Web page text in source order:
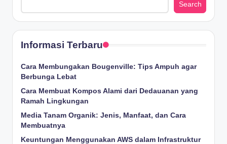
Search
Informasi Terbaru
Cara Membungakan Bougenville: Tips Ampuh agar
Berbunga Lebat
Cara Membuat Kompos Alami dari Dedauanan yang
Ramah Lingkungan
Media Tanam Organik: Jenis, Manfaat, dan Cara
Membuatnya
Keuntungan Menggunakan AWS dalam Infrastruktur